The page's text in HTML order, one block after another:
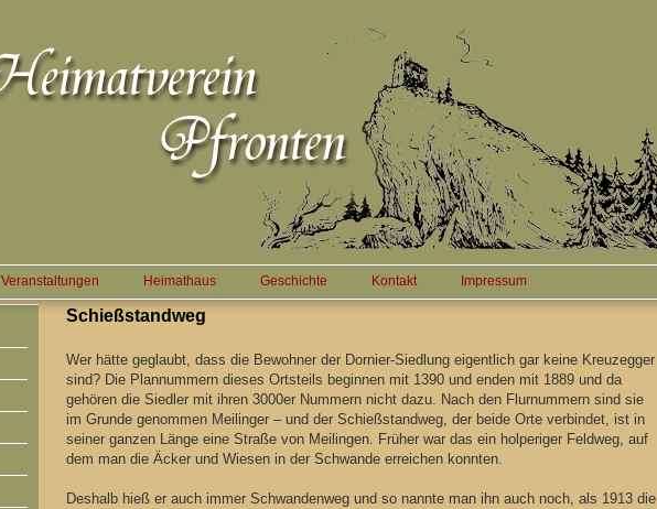
Veranstaltungen Heimathaus Geschichte Kontakt Impressum
Schießstandweg
Wer hätte geglaubt, dass die Bewohner der Dornier-Siedlung eigentlich gar keine Kreuzegger
sind? Die Plannummern dieses Ortsteils beginnen mit 1390 und enden mit 1889 und da
gehören die Siedler mit ihren 3000er Nummern nicht dazu. Nach den Flurnummern sind sie
im Grunde genommen Meilinger – und der Schießstandweg, der beide Orte verbindet, ist in
seiner ganzen Länge eine Straße von Meilingen. Früher war das ein holperiger Feldweg, auf
dem man die Äcker und Wiesen in der Schwande erreichen konnten.
Deshalb hieß er auch immer Schwandenweg und so nannte man ihn auch noch, als 1913 die